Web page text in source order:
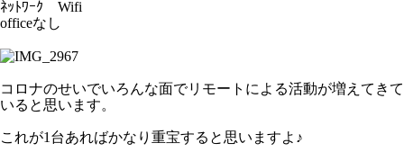
ﾈｯﾄﾜｰｸ Wifi
officeなし
コロナのせいでいろんな面でリモートによる活動が増えてきて
いると思います。
これが1台あればかなり重宝すると思いますよ♪